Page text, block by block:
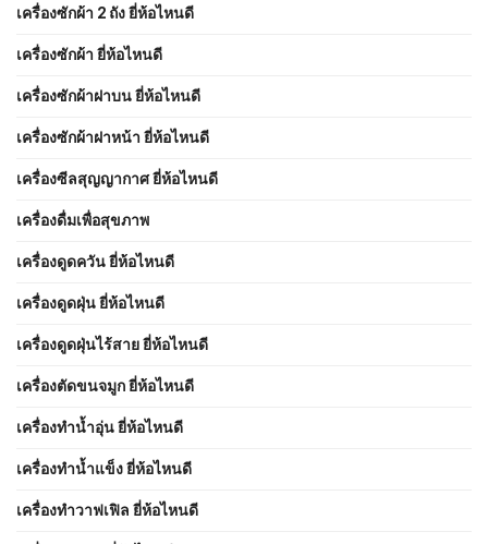
เครื่องซักผ้า 2 ถัง ยี่ห้อไหนดี
เครื่องซักผ้า ยี่ห้อไหนดี
เครื่องซักผ้าฝาบน ยี่ห้อไหนดี
เครื่องซักผ้าฝาหน้า ยี่ห้อไหนดี
เครื่องซีลสุญญากาศ ยี่ห้อไหนดี
เครื่องดื่มเพื่อสุขภาพ
เครื่องดูดควัน ยี่ห้อไหนดี
เครื่องดูดฝุ่น ยี่ห้อไหนดี
เครื่องดูดฝุ่นไร้สาย ยี่ห้อไหนดี
เครื่องตัดขนจมูก ยี่ห้อไหนดี
เครื่องทำน้ำอุ่น ยี่ห้อไหนดี
เครื่องทำน้ำแข็ง ยี่ห้อไหนดี
เครื่องทำวาฟเฟิล ยี่ห้อไหนดี